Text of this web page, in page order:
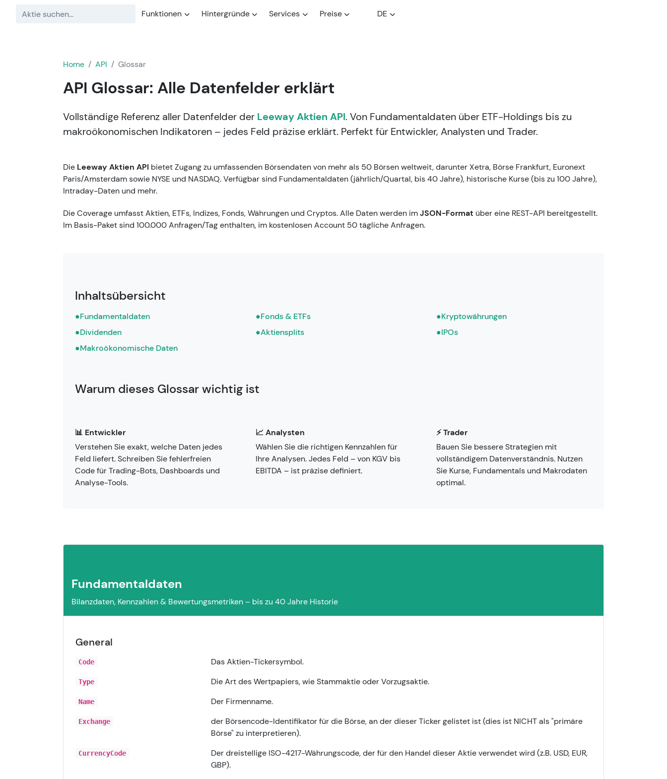
Funktionen Hintergründe Services Preise DE
Home API Glossar
API Glossar: Alle Datenfelder erklärt
Vollständige Referenz aller Datenfelder der Leeway Aktien API. Von Fundamentaldaten über ETF-Holdings bis zu
makroökonomischen Indikatoren – jedes Feld präzise erklärt. Perfekt für Entwickler, Analysten und Trader.
Die Leeway Aktien API bietet Zugang zu umfassenden Börsendaten von mehr als 50 Börsen weltweit, darunter Xetra, Börse Frankfurt, Euronext
Paris/Amsterdam sowie NYSE und NASDAQ. Verfügbar sind Fundamentaldaten (jährlich/Quartal, bis 40 Jahre), historische Kurse (bis zu 100 Jahre),
Intraday-Daten und mehr.
Die Coverage umfasst Aktien, ETFs, Indizes, Fonds, Währungen und Cryptos. Alle Daten werden imJSON-Format über eine REST-API bereitgestellt.
Im Basis-Paket sind 100.000 Anfragen/Tag enthalten, im kostenlosen Account 50 tägliche Anfragen.
Inhaltsübersicht
●Fundamentaldaten ●Fonds & ETFs ●Kryptowährungen
●Dividenden ●Aktiensplits ●IPOs
●Makroökonomische Daten
Warum dieses Glossar wichtig ist
📊 Entwickler
Verstehen Sie exakt, welche Daten jedes
Feld liefert. Schreiben Sie fehlerfreien
Code für Trading-Bots, Dashboards und
Analyse-Tools.
📈 Analysten
Wählen Sie die richtigen Kennzahlen für
Ihre Analysen. Jedes Feld – von KGV bis
EBITDA – ist präzise definiert.
⚡ Trader
Bauen Sie bessere Strategien mit
vollständigem Datenverständnis. Nutzen
Sie Kurse, Fundamentals und Makrodaten
optimal.
Fundamentaldaten
Bilanzdaten, Kennzahlen & Bewertungsmetriken – bis zu 40 Jahre Historie
General
Code Das Aktien-Tickersymbol.
Type Die Art des Wertpapiers, wie Stammaktie oder Vorzugsaktie.
Name Der Firmenname.
Exchange
der Börsencode-Identifikator für die Börse, an der dieser Ticker gelistet ist (dies ist NICHT als "primäre
Börse" zu interpretieren).
CurrencyCode
Der dreistellige ISO-4217-Währungscode, der für den Handel dieser Aktie verwendet wird (z.B. USD, EUR,
GBP).